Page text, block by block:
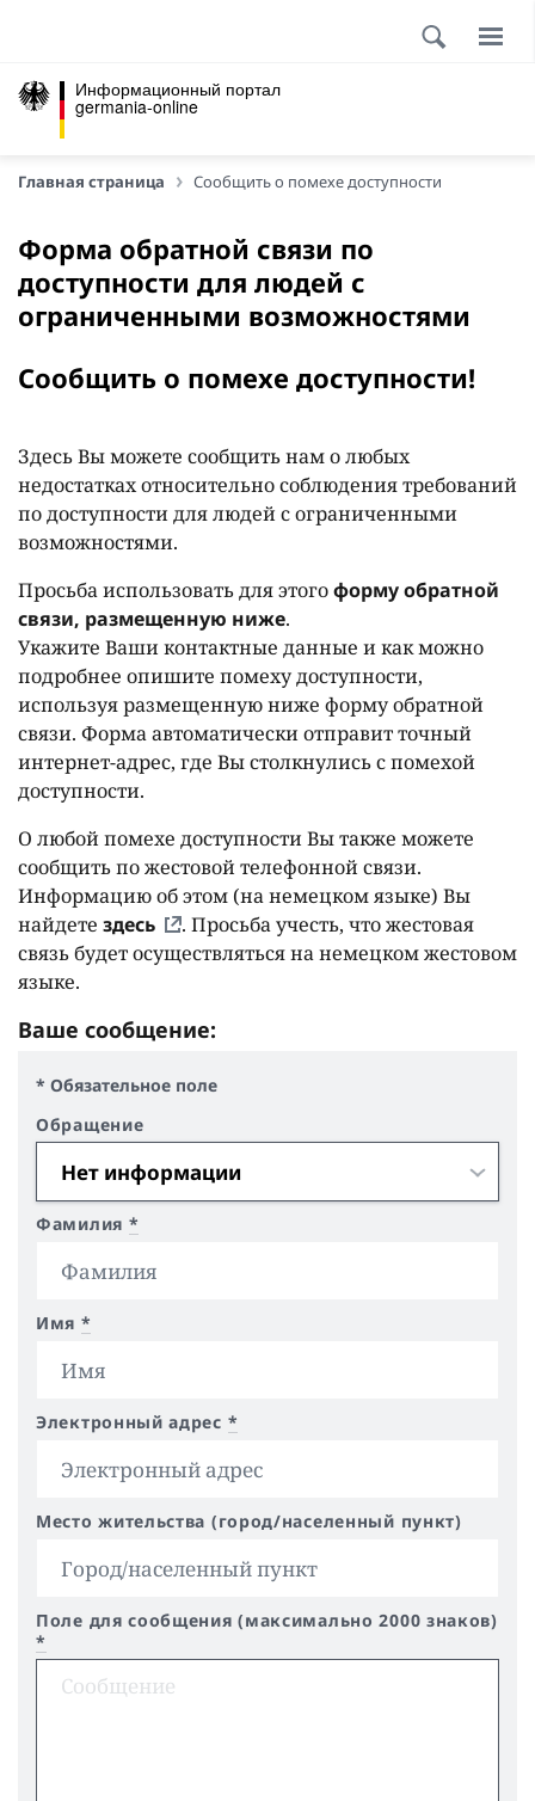
Информационный портал
germania-online
Главная страница Сообщить о помехе доступности
Форма обратной связи по
доступности для людей с
ограниченными возможностями
Сообщить о помехе доступности!
Здесь Вы можете сообщить нам о любых
недостатках относительно соблюдения требований
по доступности для людей с ограниченными
возможностями.
Просьба использовать для этогоформу обратной
связи, размещенную ниже.
Укажите Ваши контактные данные и как можно
подробнее опишите помеху доступности,
используя размещенную ниже форму обратной
связи. Форма автоматически отправит точный
интернет-адрес, где Вы столкнулись с помехой
доступности.
О любой помехе доступности Вы также можете
сообщить по жестовой телефонной связи.
Информацию об этом (на немецком языке) Вы
найдете здесь
. Просьба учесть, что жестовая
связь будет осуществляться на немецком жестовом
языке.
Ваше сообщение:
* Обязательное поле
Обращение
Фамилия *
Имя *
Электронный адрес *
Место жительства (город/населенный пункт)
Поле для сообщения (максимально 2000 знаков)
*